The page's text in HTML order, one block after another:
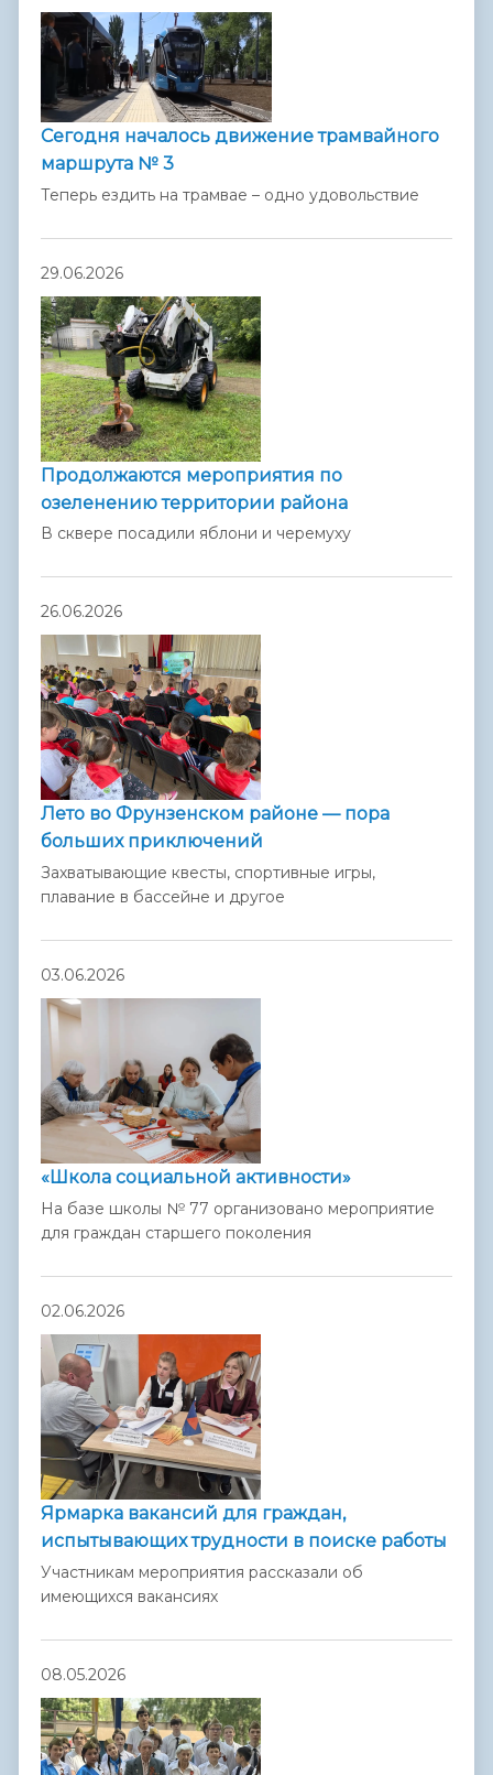
Сегодня началось движение трамвайного
маршрута № 3
Теперь ездить на трамвае – одно удовольствие
29.06.2026
Продолжаются мероприятия по
озеленению территории района
В сквере посадили яблони и черемуху
26.06.2026
Лето во Фрунзенском районе — пора
больших приключений
Захватывающие квесты, спортивные игры,
плавание в бассейне и другое
03.06.2026
«Школа социальной активности»
На базе школы № 77 организовано мероприятие
для граждан старшего поколения
02.06.2026
Ярмарка вакансий для граждан,
испытывающих трудности в поиске работы
Участникам мероприятия рассказали об
имеющихся вакансиях
08.05.2026